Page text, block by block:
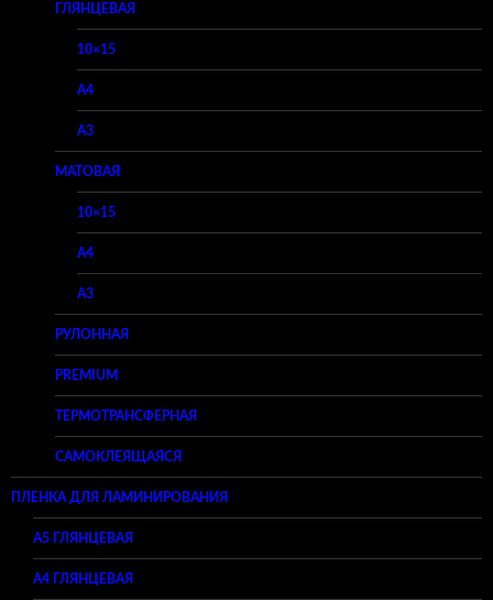
ГЛЯНЦЕВАЯ
10×15
A4
A3
МАТОВАЯ
10×15
A4
A3
РУЛОННАЯ
PREMIUM
ТЕРМОТРАНСФЕРНАЯ
САМОКЛЕЯЩАЯСЯ
ПЛЕНКА ДЛЯ ЛАМИНИРОВАНИЯ
A5 ГЛЯНЦЕВАЯ
А4 ГЛЯНЦЕВАЯ